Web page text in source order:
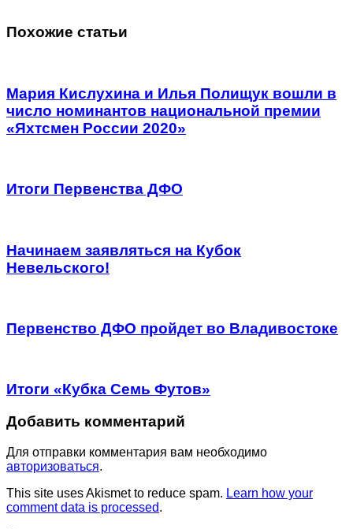
Похожие статьи
Мария Кислухина и Илья Полищук вошли в
число номинантов национальной премии
«Яхтсмен России 2020»
Итоги Первенства ДФО
Начинаем заявляться на Кубок
Невельского!
Первенство ДФО пройдет во Владивостоке
Итоги «Кубка Семь Футов»
Добавить комментарий
Для отправки комментария вам необходимо
авторизоваться.
This site uses Akismet to reduce spam. Learn how your
comment data is processed.